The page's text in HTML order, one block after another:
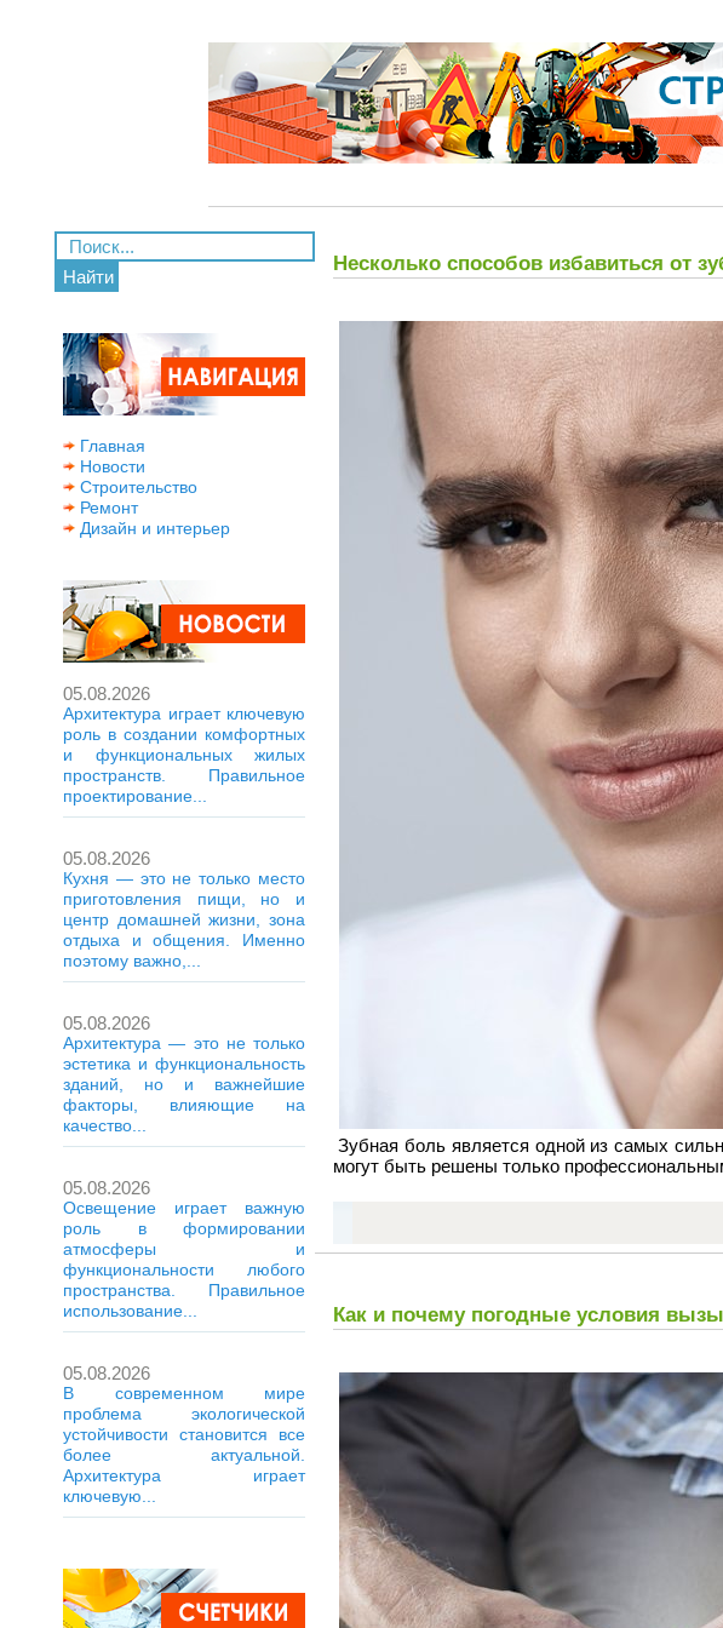
Найти
Главная
Новости
Строительство
Ремонт
Дизайн и интерьер
05.08.2026
Архитектура играет ключевую
роль в создании комфортных
и функциональных жилых
пространств. Правильное
проектирование...
05.08.2026
Кухня — это не только место
приготовления пищи, но и
центр домашней жизни, зона
отдыха и общения. Именно
поэтому важно,...
05.08.2026
Архитектура — это не только
эстетика и функциональность
зданий, но и важнейшие
факторы, влияющие на
качество...
05.08.2026
Освещение играет важную
роль в формировании
атмосферы и
функциональности любого
пространства. Правильное
использование...
05.08.2026
В современном мире
проблема экологической
устойчивости становится все
более актуальной.
Архитектура играет
ключевую...
Несколько способов избавиться от
Зубная боль является одной из самых
могут быть решены только
Как и почему погодные условия